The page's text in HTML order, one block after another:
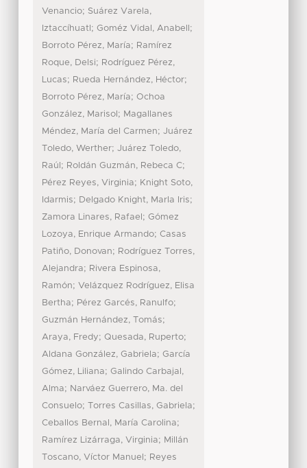
Venancio; Suárez Varela,
Iztaccíhuatl ; Goméz Vidal, Anabell ;
Borroto Pérez, María; Ramírez
Roque, Delsi; Rodríguez Pérez,
Lucas; Rueda Hernández, Héctor;
Borroto Pérez, María; Ochoa
González, Marisol ; Magallanes
Méndez, María del Carmen; Juárez
Toledo, Werther; Juárez Toledo,
Raúl ; Roldán Guzmán, Rebeca C;
Pérez Reyes, Virginia; Knight Soto,
Idarmis; Delgado Knight, Marla Iris;
Zamora Linares, Rafael ; Gómez
Lozoya, Enrique Armando; Casas
Patiño, Donovan; Rodríguez Torres,
Alejandra; Rivera Espinosa,
Ramón; Velázquez Rodríguez, Elisa
Bertha; Pérez Garcés, Ranulfo;
Guzmán Hernández, Tomás;
Araya, Fredy; Quesada, Ruperto;
Aldana González, Gabriela; García
Gómez, Liliana; Galindo Carbajal,
Alma; Narváez Guerrero, Ma. del
Consuelo; Torres Casillas, Gabriela;
Ceballos Bernal, María Carolina;
Ramírez Lizárraga, Virginia; Millán
Toscano, Víctor Manuel ; Reyes